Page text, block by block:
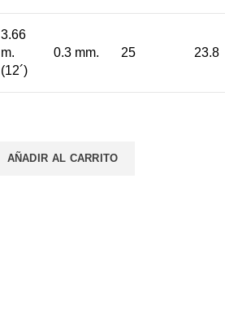
3.66
m.
(12´)
0.3 mm. 25 23.8
AÑADIR AL CARRITO